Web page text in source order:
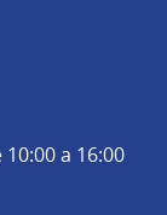
a 16:00